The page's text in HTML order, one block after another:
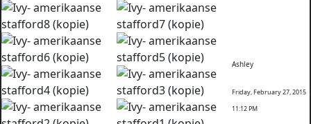
Ashley
Friday, February 27, 2015
11:12 PM